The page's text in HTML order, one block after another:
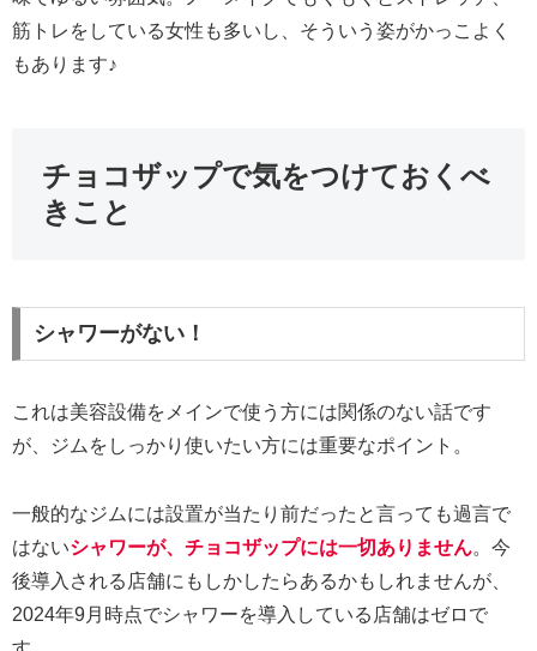
筋トレをしている女性も多いし、そういう姿がかっこよく
もあります♪
チョコザップで気をつけておくべ
きこと
シャワーがない！
これは美容設備をメインで使う方には関係のない話です
が、ジムをしっかり使いたい方には重要なポイント。
一般的なジムには設置が当たり前だったと言っても過言で
はないシャワーが、チョコザップには一切ありません。今
後導入される店舗にもしかしたらあるかもしれませんが、
2024年9月時点でシャワーを導入している店舗はゼロで